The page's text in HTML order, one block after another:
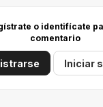
o identifícate
comentario
Iniciar